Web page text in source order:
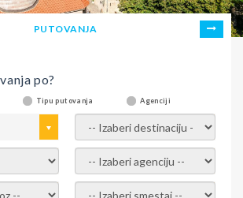
PUTOVANJA
po?
Tipu putovanja Agenciji
- izaberi destinaciju -
- izaberi agenciju -
- Izaberite smestaj -